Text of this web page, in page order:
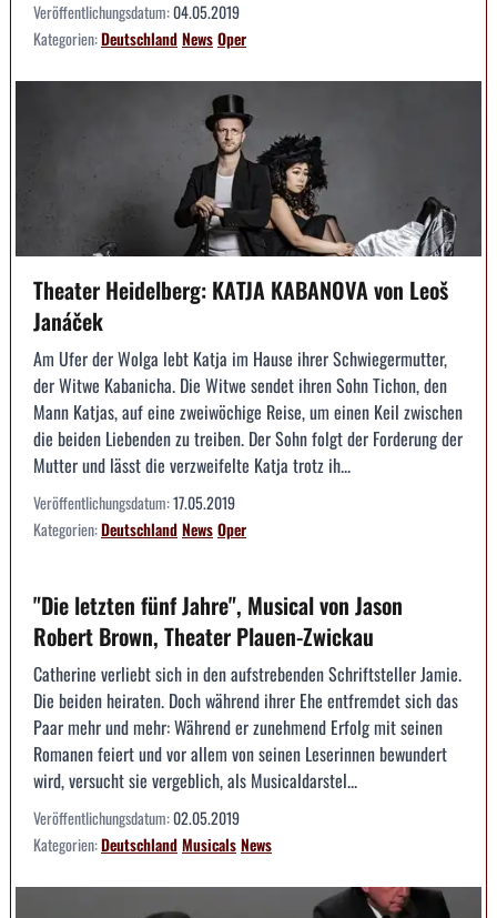
Veröffentlichungsdatum:04.05.2019
Kategorien:DeutschlandNewsOper
Theater Heidelberg: KATJA KABANOVA von Leoš
Janáček
Am Ufer der Wolga lebt Katja im Hause ihrer Schwiegermutter,
der Witwe Kabanicha. Die Witwe sendet ihren Sohn Tichon, den
Mann Katjas, auf eine zweiwöchige Reise, um einen Keil zwischen
die beiden Liebenden zu treiben. Der Sohn folgt der Forderung der
Mutter und lässt die verzweifelte Katja trotz ih...
Veröffentlichungsdatum:17.05.2019
Kategorien:DeutschlandNewsOper
"Die letzten fünf Jahre", Musical von Jason
Robert Brown, Theater Plauen-Zwickau
Catherine verliebt sich in den aufstrebenden Schriftsteller Jamie.
Die beiden heiraten. Doch während ihrer Ehe entfremdet sich das
Paar mehr und mehr: Während er zunehmend Erfolg mit seinen
Romanen feiert und vor allem von seinen Leserinnen bewundert
wird, versucht sie vergeblich, als Musicaldarstel...
Veröffentlichungsdatum:02.05.2019
Kategorien:DeutschlandMusicalsNews